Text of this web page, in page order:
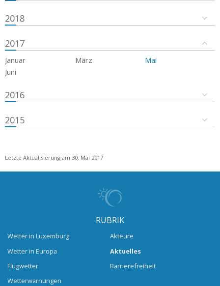
2018
2017
Januar März
Mai
Juni
2016
2015
Letzte Aktualisierung am 30. Mai 2017
RUBRIK
Wetter in Luxemburg
Wetter in Europa
Flugwetter
Wetterwarnungen
Akteure
Aktuelles
Barrierefreiheit